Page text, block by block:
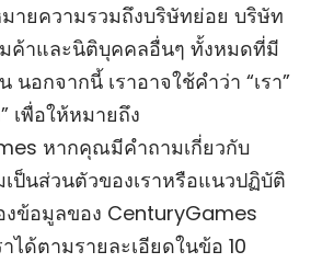
มายความรวมถึงบริษัทย่อย บริษัท
ค้าและนิติบุคคลอื่นๆ ทั้งหมดที่มี
นอกจากนี้ เราอาจใช้คำว่า “เรา”
เพื่อให้หมายถึง
หากคุณมีคำถามเกี่ยวกับ
ป็นส่วนตัวของเราหรือแนวปฏิบัติ
งข้อมูลของ CenturyGames
ได้ตามรายละเอียดในข้อ 10